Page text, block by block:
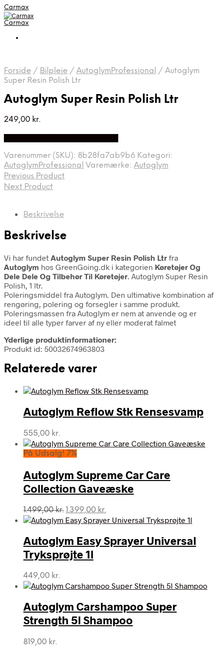
Carmax
Carmax
Forside / Bilpleje / AutoglymProfessional / Autoglym
Super Resin Polish Ltr
Autoglym Super Resin Polish Ltr
249,00 kr.
Varenummer (SKU): 8b28fa7ab9b6 Kategori:
AutoglymProfessional Varemærke: Autoglym
Previous Product
Next Product
Beskrivelse
Beskrivelse
Vi har fundet Autoglym Super Resin Polish Ltr fra
Autoglym hos GreenGoing.dk i kategorien Køretøjer Og
Dele Dele Og Tilbehør Til Køretøjer. Autoglym Super Resin
Polish, 1 ltr.
Poleringsmiddel fra Autoglym. Den ultimative kombination af
rengøring, polering og forsegler i samme produkt.
Poleringsmassen fra Autoglym er nem at anvende og er
ideel til alle typer farver af ny eller moderat falmet
Yderlige produktinformationer:
Produkt id: 50032674963803
Relaterede varer
Autoglym Reflow Stk Rensesvamp
555,00 kr.
På Udsalg! 7%
Autoglym Supreme Car Care
Collection Gaveæske
1.499,00kr. Den
oprindelige
var:
1.499,00 kr..
1.399,00 kr.
aktuelle
er:
1.399,00 kr..
Autoglym Easy Sprayer Universal
Tryksprøjte 1l
449,00 kr.
Autoglym Carshampoo Super
Strength 5l Shampoo
819,00 kr.